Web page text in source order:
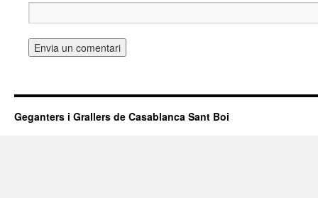
Geganters i Grallers de Casablanca Sant Boi